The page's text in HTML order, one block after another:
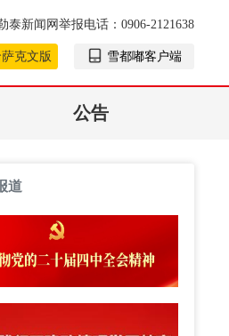
泰新闻网举报电话：0906-2121638
克文版 雪都嘟客户端
公告
道